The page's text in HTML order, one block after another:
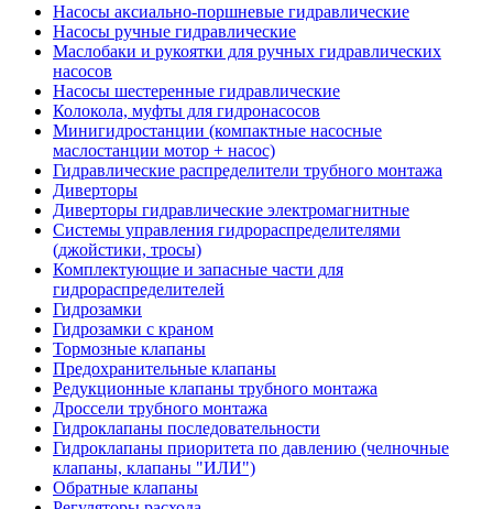
Насосы аксиально-поршневые гидравлические
Насосы ручные гидравлические
Маслобаки и рукоятки для ручных гидравлических
насосов
Насосы шестеренные гидравлические
Колокола, муфты для гидронасосов
Минигидростанции (компактные насосные
маслостанции мотор + насос)
Гидравлические распределители трубного монтажа
Диверторы
Диверторы гидравлические электромагнитные
Системы управления гидрораспределителями
(джойстики, тросы)
Комплектующие и запасные части для
гидрораспределителей
Гидрозамки
Гидрозамки с краном
Тормозные клапаны
Предохранительные клапаны
Редукционные клапаны трубного монтажа
Дроссели трубного монтажа
Гидроклапаны последовательности
Гидроклапаны приоритета по давлению (челночные
клапаны, клапаны "ИЛИ")
Обратные клапаны